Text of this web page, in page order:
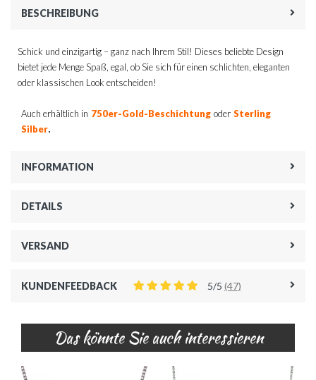
BESCHREIBUNG
Schick und einzigartig – ganz nach Ihrem Stil! Dieses beliebte Design
bietet jede Menge Spaß, egal, ob Sie sich für einen schlichten, eleganten
oder klassischen Look entscheiden!
Auch erhältlich in 750er-Gold-Beschichtung oder Sterling
Silber.
INFORMATION
DETAILS
VERSAND
KUNDENFEEDBACK 5/5 (47)
Das könnte Sie auch interessieren